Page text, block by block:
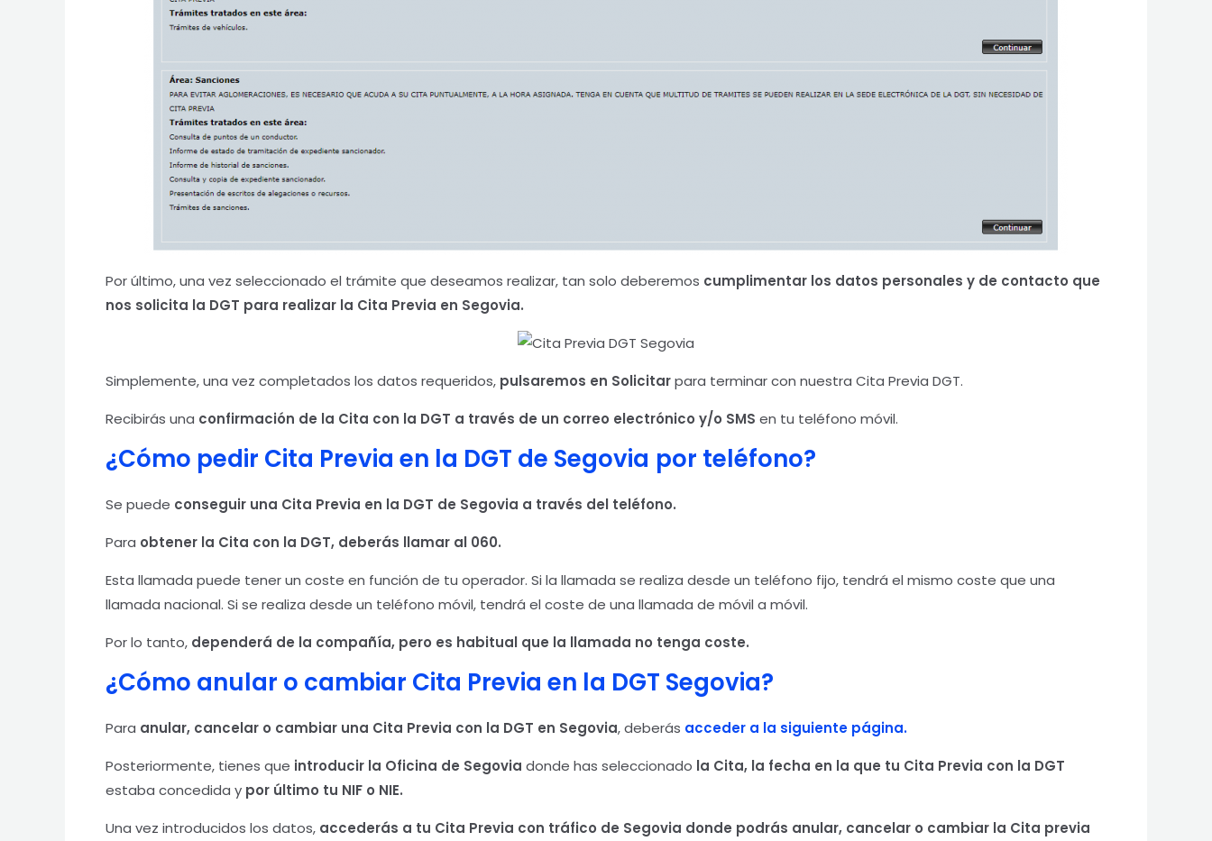
Por último, una vez seleccionado el trámite que deseamos realizar, tan solo deberemos cumplimentar los datos personales y de contacto que
nos solicita la DGT para realizar la Cita Previa en Segovia.
Simplemente, una vez completados los datos requeridos, pulsaremos en Solicitarpara terminar con nuestra Cita Previa DGT.
Recibirás una confirmación de la Cita con la DGT a través de un correo electrónico y/o SMS en tu teléfono móvil.
¿Cómo pedir Cita Previa en la DGT de Segovia por teléfono?
Se puede conseguir una Cita Previa en la DGT de Segovia a través del teléfono.
Para obtener la Cita con la DGT, deberás llamar al 060.
Esta llamada puede tener un coste en función de tu operador. Si la llamada se realiza desde un teléfono fijo, tendrá el mismo coste que una
llamada nacional. Si se realiza desde un teléfono móvil, tendrá el coste de una llamada de móvil a móvil.
Por lo tanto, dependerá de la compañía, pero es habitual que la llamada no tenga coste.
¿Cómo anular o cambiar Cita Previa en la DGT Segovia?
Para anular, cancelar o cambiar una Cita Previa con la DGT en Segovia, deberás acceder a la siguiente página.
Posteriormente, tienes que introducir la Oficina de Segovia donde has seleccionado la Cita, la fecha en la que tu Cita Previa con la DGT
estaba concedida y por último tu NIF o NIE.
Una vez introducidos los datos, accederás a tu Cita Previa con tráfico de Segovia donde podrás anular, cancelar o cambiar la Cita previa